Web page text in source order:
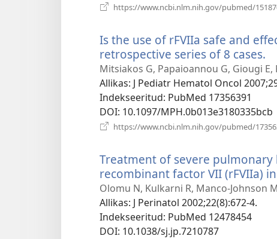
https://www.ncbi.nlm.nih.gov/pubmed/
Is the use of rFVIIa safe and
retrospective series of 8 cases.
Mitsiakos G, Papaioannou G, Giougi
Allikas‎: J Pediatr Hematol Oncol
Indekseeritud‎: PubMed 17356391
DOI‎: 10.1097/MPH.0b013e3180335bcb
https://www.ncbi.nlm.nih.gov/pubmed/
Treatment of severe
recombinant factor VII (rFVIIa)
Olomu N, Kulkarni R, Manco-Johnson
Allikas‎: J Perinatol 2002;22(8):672-4.
Indekseeritud‎: PubMed 12478454
DOI‎: 10.1038/sj.jp.7210787